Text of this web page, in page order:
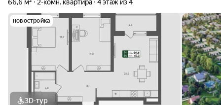
66,6 м² 2-комн. квартира 4 этаж из 4
новостройка
3D-тур